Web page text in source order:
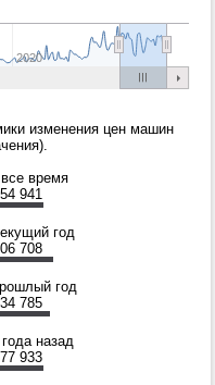
2020
изменения цен машин
время
941
год
708
год
785
назад
933